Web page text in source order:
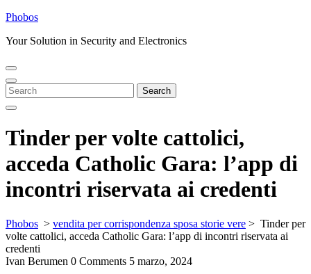
Skip
content
Phobos
Your Solution in Security and Electronics
Open
Menu
Close
Menu
Search
for:
Search
Tinder per volte cattolici,
acceda Catholic Gara: l’app di
incontri riservata ai credenti
Phobos > vendita per corrispondenza sposa storie vere > Tinder per
volte cattolici, acceda Catholic Gara: l’app di incontri riservata ai
credenti
Ivan Berumen 0 Comments 5 marzo, 2024